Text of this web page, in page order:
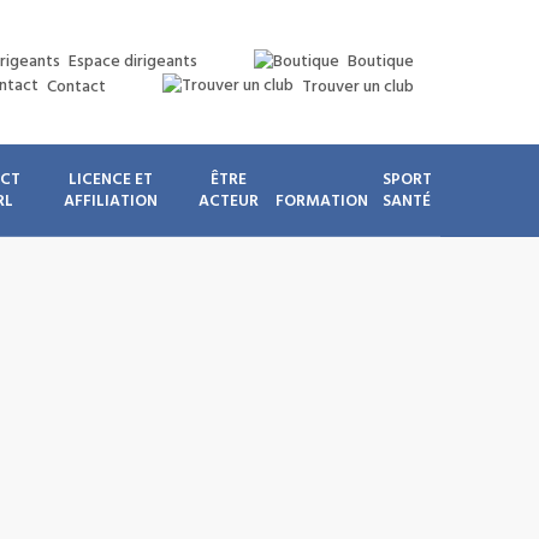
Espace dirigeants
Boutique
Contact
Trouver un club
LICENCE ET
AFFILIATION
ÊTRE
ACTEUR
FORMATION
SPORT
SANTÉ